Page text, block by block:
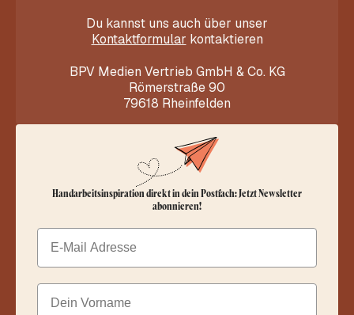
Du kannst uns auch über unser
Kontaktformular kontaktieren
BPV Medien Vertrieb GmbH & Co. KG
Römerstraße 90
79618 Rheinfelden
Handarbeitsinspiration direkt in dein Postfach: Jetzt Newsletter
abonnieren!
Email
Dein Vorname